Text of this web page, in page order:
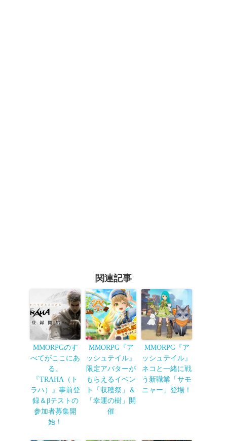
関連記事
MMORPGのす
べてがここにあ
る。
『TRAHA（ト
ラハ）』事前登
録＆βテストの
参加者募集開
始！
MMORPG『ア
ッシュテイル』
限定アバターが
もらえるイベン
ト「収穫祭」＆
「幸運の樹」開
催
MMORPG『ア
ッシュテイル』
ネコと一緒に戦
う新職業「サモ
ニャー」登場！